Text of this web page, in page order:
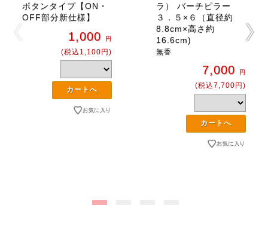
ボタンタイプ【ON・
OFF部分新仕様】
1,000 円
(税込1,100円)
ラ） バーチピラー
３．５×６（直径約
8.8cm×高さ約
16.6cm)
無香
7,000 円
(税込7,700円)